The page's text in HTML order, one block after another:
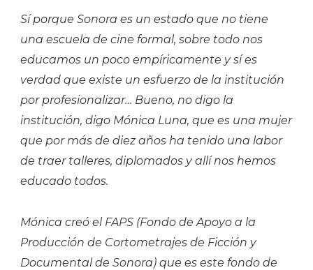
Sí porque Sonora es un estado que no tiene
una escuela de cine formal, sobre todo nos
educamos un poco empíricamente y sí es
verdad que existe un esfuerzo de la institución
por profesionalizar… Bueno, no digo la
institución, digo Mónica Luna, que es una mujer
que por más de diez años ha tenido una labor
de traer talleres, diplomados y allí nos hemos
educado todos.
Mónica creó el FAPS (Fondo de Apoyo a la
Producción de Cortometrajes de Ficción y
Documental de Sonora) que es este fondo de